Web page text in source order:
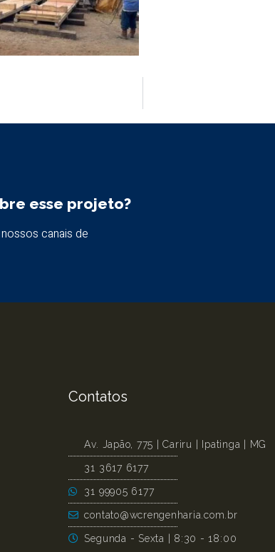
esse projeto?
canais de
Contatos
Av. Japão, 775 | Cariru | Ipatinga | MG
31 3617 6177
31 99905 6177
contato@wcrengenharia.com.br
Segunda - Sexta | 8:30 - 18:00